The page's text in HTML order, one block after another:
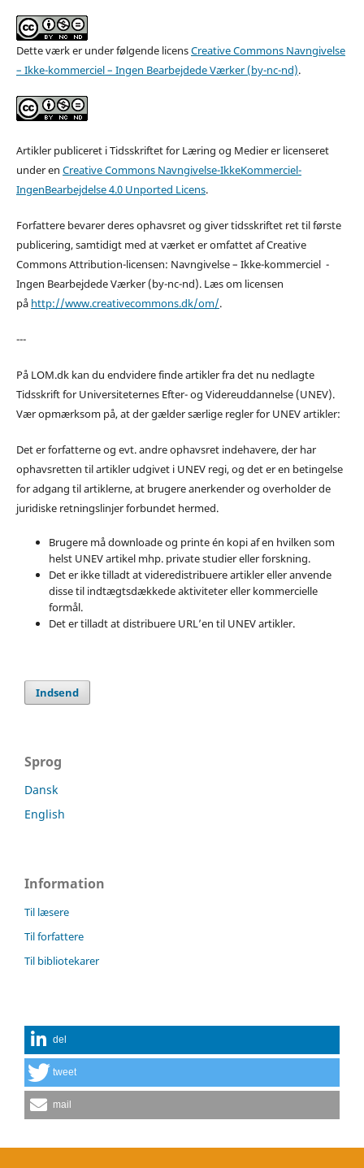
Dette værk er under følgende licensCreative Commons Navngivelse
– Ikke-kommerciel – Ingen Bearbejdede Værker (by-nc-nd).
Artikler publiceret i Tidsskriftet for Læring og Medier er licenseret
under en Creative Commons Navngivelse-IkkeKommerciel-
IngenBearbejdelse 4.0 Unported Licens.
Forfattere bevarer deres ophavsret og giver tidsskriftet ret til første
publicering, samtidigt med at værket er omfattet af Creative
Commons Attribution-licensen: Navngivelse – Ikke-kommerciel -
Ingen Bearbejdede Værker (by-nc-nd). Læs om licensen
på http://www.creativecommons.dk/om/.
---
På LOM.dk kan du endvidere finde artikler fra det nu nedlagte
Tidsskrift for Universiteternes Efter- og Videreuddannelse (UNEV).
Vær opmærksom på, at der gælder særlige regler for UNEV artikler:
Det er forfatterne og evt. andre ophavsret indehavere, der har
ophavsretten til artikler udgivet i UNEV regi, og det er en betingelse
for adgang til artiklerne, at brugere anerkender og overholder de
juridiske retningslinjer forbundet hermed.
Brugere må downloade og printe én kopi af en hvilken som
helst UNEV artikel mhp. private studier eller forskning.
Det er ikke tilladt at videredistribuere artikler eller anvende
disse til indtægtsdækkede aktiviteter eller kommercielle
formål.
Det er tilladt at distribuere URL’en til UNEV artikler.
Indsend
Sprog
Dansk
English
Information
Til læsere
Til forfattere
Til bibliotekarer
del
tweet
mail